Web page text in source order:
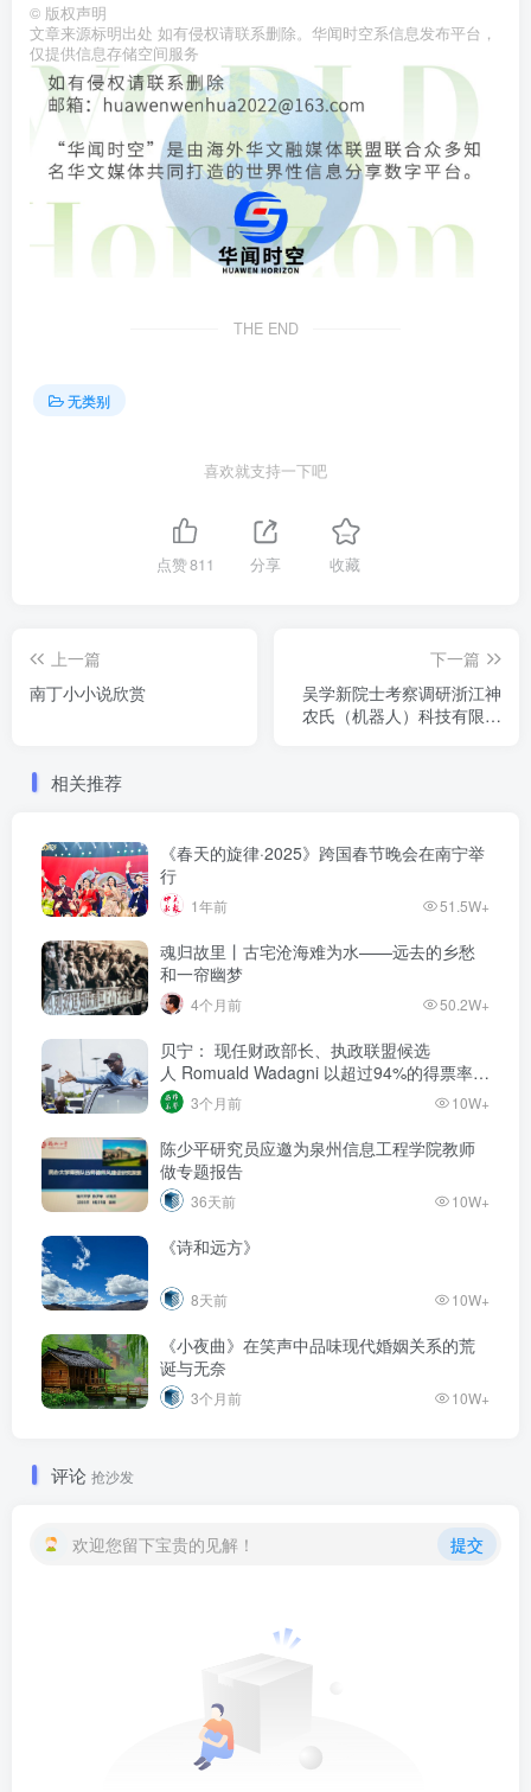
© 版权声明
文章来源标明出处 如有侵权请联系删除。华闻时空系信息发布平台，
仅提供信息存储空间服务
THE END
无类别
喜欢就支持一下吧
点赞811 分享 收藏
上一篇
南丁小小说欣赏
下一篇
吴学新院士考察调研浙江神
农氏（机器人）科技有限公
相关推荐
《春天的旋律·2025》跨国春节晚会在南宁举
行
1年前 51.5W+
魂归故里丨古宅沧海难为水——远去的乡愁
和一帘幽梦
4个月前 50.2W+
贝宁： 现任财政部长、执政联盟候选
人‌ Romuald Wadagni 以超过94%的得票率当
选新任总统‌
3个月前 10W+
陈少平研究员应邀为泉州信息工程学院教师
做专题报告
36天前 10W+
《诗和远方》
8天前 10W+
《小夜曲》在笑声中品味现代婚姻关系的荒
诞与无奈
3个月前 10W+
评论 抢沙发
欢迎您留下宝贵的见解！ 提交